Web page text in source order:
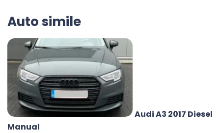
Auto simile
Audi A3 2017 Diesel
Manual